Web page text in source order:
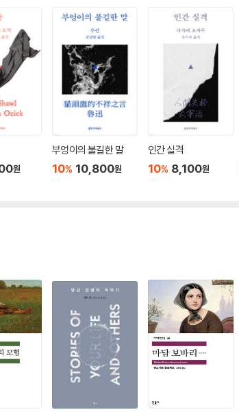
원
부엉이의 불길한 말
10% 10,800원
인간 실격
10% 8,100원